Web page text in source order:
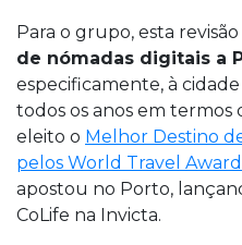
Para o grupo, esta revisão
de nómadas digitais a
especificamente, à
todos os anos em termos
eleito o Melhor Destino
pelos World Travel
apostou no Porto,
CoLife na Invicta.